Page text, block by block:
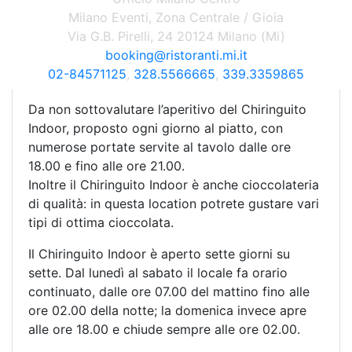
gustare durante l’arco dell’intera giornata. Tra le
specialità da provare vi sono indubbiamente le
tartare, sia di carne che di pesce che
vegetariane.
Da non sottovalutare l’aperitivo del Chiringuito
Indoor, proposto ogni giorno al piatto, con
numerose portate servite al tavolo dalle ore
18.00 e fino alle ore 21.00.
Inoltre il Chiringuito Indoor è anche cioccolateria
di qualità: in questa location potrete gustare vari
tipi di ottima cioccolata.
Il Chiringuito Indoor è aperto sette giorni su
sette. Dal lunedì al sabato il locale fa orario
continuato, dalle ore 07.00 del mattino fino alle
ore 02.00 della notte; la domenica invece apre
alle ore 18.00 e chiude sempre alle ore 02.00.
Milano Eventi, Zona Centrale / Gioia
Via G.B. Pirelli, 24 20124 Milano (Mi)
booking@ristoranti.mi.it
02-84571125, 328.5566665, 339.3359865